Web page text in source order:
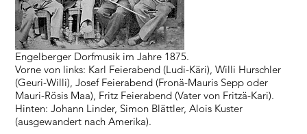
Engelberger Dorfmusik im Jahre 1875.
Vorne von links: Karl Feierabend (Ludi-Käri), Willi Hurschler
(Geuri-Willi), Josef Feierabend (Fronä-Mauris Sepp oder
Mauri-Rösis Maa), Fritz Feierabend (Vater von Fritzä-Kari).
Hinten: Johann Linder, Simon Blättler, Alois Kuster
(ausgewandert nach Amerika).